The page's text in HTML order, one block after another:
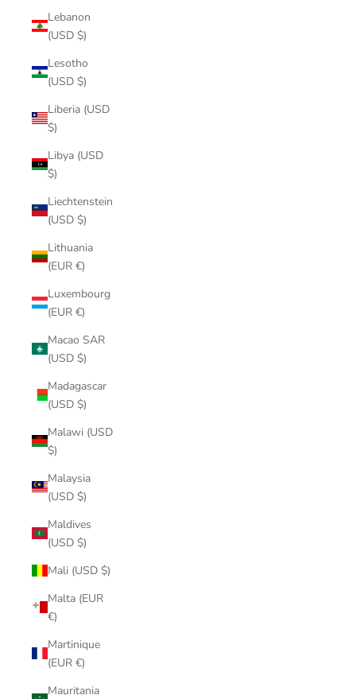
Lebanon
(USD $)
Lesotho
(USD $)
Liberia (USD
$)
Libya (USD
$)
Liechtenstein
(USD $)
Lithuania
(EUR €)
Luxembourg
(EUR €)
Macao SAR
(USD $)
Madagascar
(USD $)
Malawi (USD
$)
Malaysia
(USD $)
Maldives
(USD $)
Mali (USD $)
Malta (EUR
€)
Martinique
(EUR €)
Mauritania